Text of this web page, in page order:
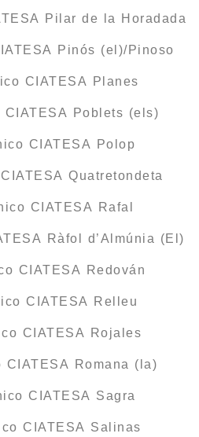
Pilar de la Horadada
Pinós (el)/Pinoso
CIATESA Planes
Poblets (els)
CIATESA Polop
Quatretondeta
CIATESA Rafal
Ràfol d’Almúnia (El)
CIATESA Redován
CIATESA Relleu
CIATESA Rojales
Romana (la)
CIATESA Sagra
CIATESA Salinas